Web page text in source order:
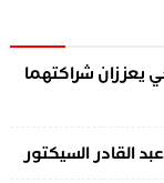
شراكتهما
السيكتور